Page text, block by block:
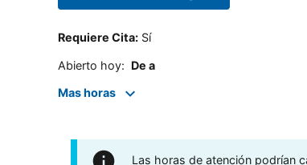
Requiere Cita: Sí
Abierto hoy: De a
Mas horas
Las horas de atención podrían